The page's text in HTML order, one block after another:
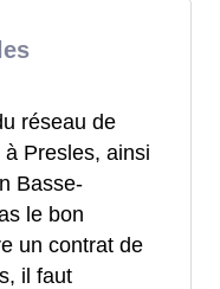
réseau de
Presles, ainsi
Basse-
le bon
un contrat de
il faut